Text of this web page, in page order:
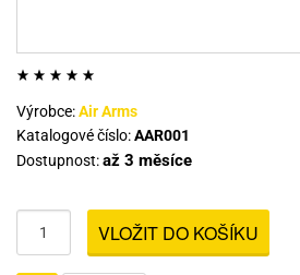
Výrobce:Air Arms
Katalogové číslo:AAR001
Dostupnost:až 3 měsíce
VLOŽIT DO KOŠÍKU